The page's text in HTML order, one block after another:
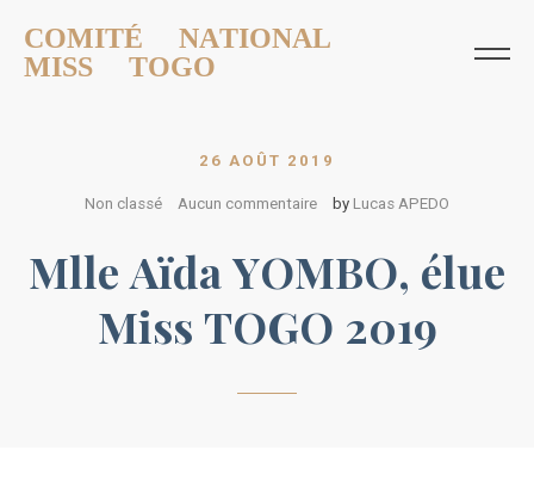
COMITÉ NATIONAL
MISS TOGO
26 AOÛT 2019
Non classé Aucun commentaire by Lucas APEDO
Mlle Aïda YOMBO, élue
Miss TOGO 2019